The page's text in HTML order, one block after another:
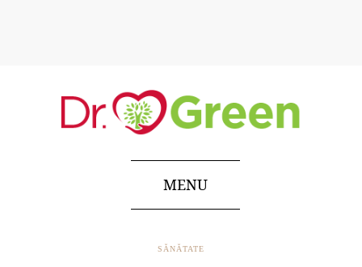
MENU
SĂNĂTATE